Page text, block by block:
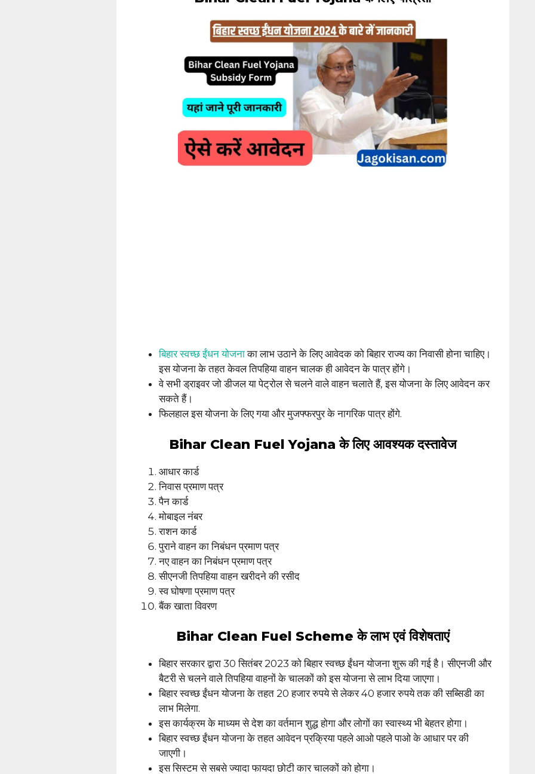
बिहार स्वच्छ ईंधन योजनाका लाभ उठाने के लिए आवेदक को बिहार राज्य का निवासी होना चाहिए।
इस योजना के तहत केवल तिपहिया वाहन चालक ही आवेदन के पात्र होंगे।
वे सभी ड्राइवर जो डीजल या पेट्रोल से चलने वाले वाहन चलाते हैं, इस योजना के लिए आवेदन कर
सकते हैं।
फिलहाल इस योजना के लिए गया और मुजफ्फरपुर के नागरिक पात्र होंगे.
Bihar Clean Fuel Yojana के लिए आवश्यक दस्तावेज
आधार कार्ड
निवास प्रमाण पत्र
पैन कार्ड
मोबाइल नंबर
राशन कार्ड
पुराने वाहन का निबंधन प्रमाण पत्र
नए वाहन का निबंधन प्रमाण पत्र
सीएनजी तिपहिया वाहन खरीदने की रसीद
स्व घोषणा प्रमाण पत्र
बैंक खाता विवरण
Bihar Clean Fuel Scheme के लाभ एवं विशेषताएं
बिहार सरकार द्वारा 30 सितंबर 2023 को बिहार स्वच्छ ईंधन योजना शुरू की गई है। सीएनजी और
बैटरी से चलने वाले तिपहिया वाहनों के चालकों को इस योजना से लाभ दिया जाएगा।
बिहार स्वच्छ ईंधन योजना के तहत 20 हजार रुपये से लेकर 40 हजार रुपये तक की सब्सिडी का
लाभ मिलेगा.
इस कार्यक्रम के माध्यम से देश का वर्तमान शुद्ध होगा और लोगों का स्वास्थ्य भी बेहतर होगा।
बिहार स्वच्छ ईंधन योजना के तहत आवेदन प्रक्रिया पहले आओ पहले पाओ के आधार पर की
जाएगी।
इस सिस्टम से सबसे ज्यादा फायदा छोटी कार चालकों को होगा।